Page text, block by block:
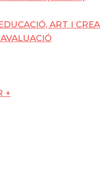
ART I
+